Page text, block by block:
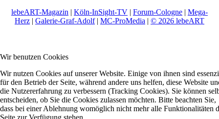
lebeART-Magazin | Köln-InSight-TV | Forum-Cologne | Mega-
Herz | Galerie-Graf-Adolf| MC-ProMedia | © 2026 lebeART
Wir benutzen Cookies
Wir nutzen Cookies auf unserer Website. Einige von ihnen sind
für den Betrieb der Seite, während andere uns helfen, diese Website
die Nutzererfahrung zu verbessern (Tracking Cookies). Sie können
entscheiden, ob Sie die Cookies zulassen möchten. Bitte beachten Sie,
dass bei einer Ablehnung womöglich nicht mehr alle Funktionalitäten
Seite zur Verfügung stehen.